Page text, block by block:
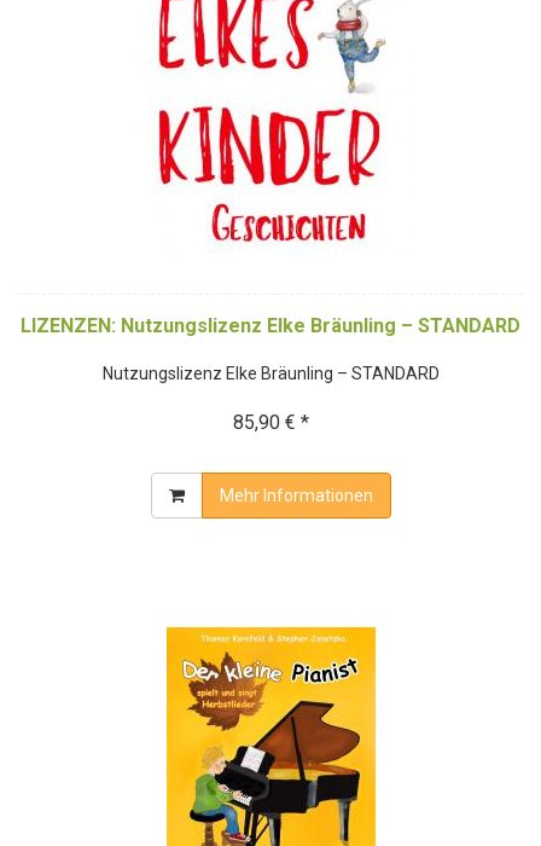
LIZENZEN: Nutzungslizenz Elke Bräunling – STANDARD
Nutzungslizenz Elke Bräunling – STANDARD
85,90 € *
Mehr Informationen